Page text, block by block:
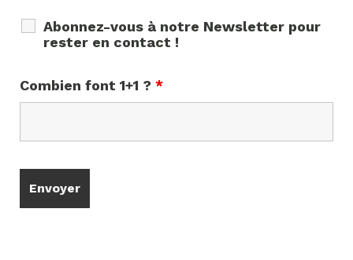
Abonnez-vous à notre Newsletter pour
rester en contact !
Combien font 1+1 ? *